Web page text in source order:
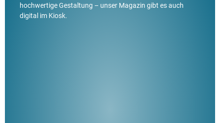
hochwertige Gestaltung – unser Magazin gibt es auch
digital im Kiosk.